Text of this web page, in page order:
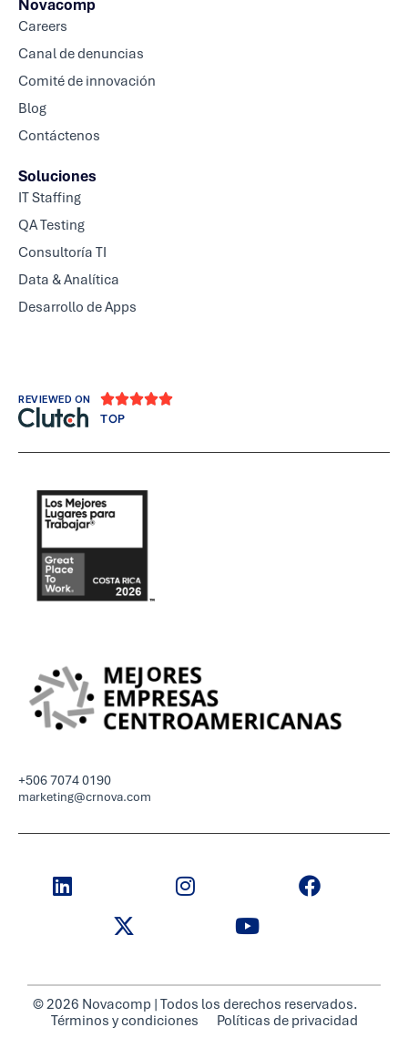
Novacomp
Careers
Canal de denuncias
Comité de innovación
Blog
Contáctenos
Soluciones
IT Staffing
QA Testing
Consultoría TI
Data & Analítica
Desarrollo de Apps
REVIEWED ON 
TOP
+506 7074 0190
marketing@crnova.com
© 2026 Novacomp | Todos los derechos reservados.
Términos y condiciones
Políticas de privacidad